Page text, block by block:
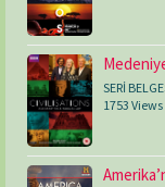
SERİ
1753 Views